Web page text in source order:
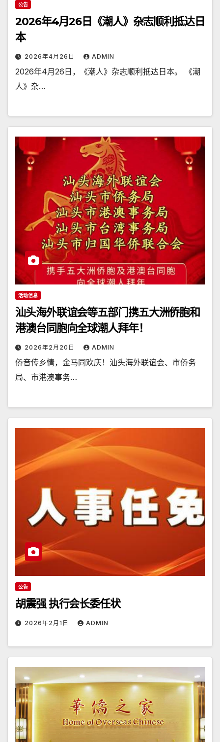
公告
2026年4月26日《潮人》杂志顺利抵达日
本
2026年4月26日 ADMIN
2026年4月26日，《潮人》杂志顺利抵达日本。 《潮
人》杂…
活动信息
汕头海外联谊会等五部门携五大洲侨胞和
港澳台同胞向全球潮人拜年！
2026年2月20日 ADMIN
侨音传乡情，金马同欢庆！汕头海外联谊会、市侨务
局、市港澳事务…
公告
胡震强 执行会长委任状
2026年2月1日 ADMIN